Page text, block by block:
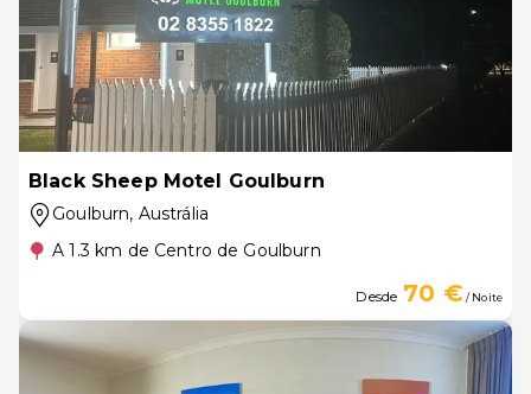
Black Sheep Motel Goulburn
Goulburn, Austrália
A 1.3 km de Centro de Goulburn
Desde 70 €/ Noite